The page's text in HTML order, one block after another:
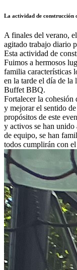
La actividad de construcción
A finales del verano,
agitado trabajo diario
Esta actividad de
Fuimos a hermosos
familia características
en la tarde el día de la
Buffet BBQ.
Fortalecer la cohesión
y mejorar el sentido
propósitos de este
y activos se han
de equipo, se han
todos cumplirán con